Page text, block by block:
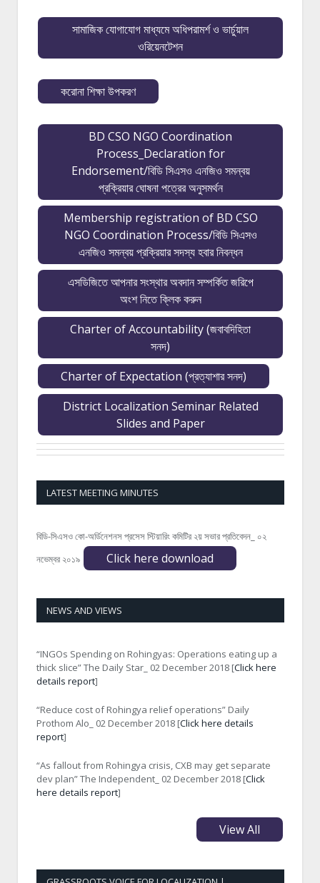
সামাজিক যোগাযোগ মাধ্যমে অধিপরামর্শ ও ভার্চুয়াল
ওরিয়েনটেশন
করোনা শিক্ষা উপকরণ
BD CSO NGO Coordination
Process_Declaration for
Endorsement/বিডি সিএসও এনজিও সমন্বয়
প্রক্রিয়ার ঘোষনা পত্রের অনুসমর্থন
Membership registration of BD CSO
NGO Coordination Process/বিডি সিএসও
এনজিও সমন্বয় প্রক্রিয়ার সদস্য হবার নিবন্ধন
এসডিজিতে আপনার সংস্থার অবদান সম্পর্কিত জরিপে
অংশ নিতে ক্লিক করুন
Charter of Accountability (জবাবদিহিতা
সনদ)
Charter of Expectation (প্রত্যাশার সনদ)
District Localization Seminar Related
Slides and Paper
LATEST MEETING MINUTES
বিডি-সিএসও কো-অর্ডিনেশনস প্রসেস স্টিয়ারিং কমিটির ২য় সভার প্রতিবেদন_ ০২
নভেম্বর ২০১৯
Click here download
NEWS AND VIEWS
“INGOs Spending on Rohingyas: Operations eating up a
thick slice” The Daily Star_ 02 December 2018 [Click here
details report]
“Reduce cost of Rohingya relief operations” Daily
Prothom Alo_ 02 December 2018 [Click here details
report]
“As fallout from Rohingya crisis, CXB may get separate
dev plan” The Independent_ 02 December 2018 [Click
here details report]
View All